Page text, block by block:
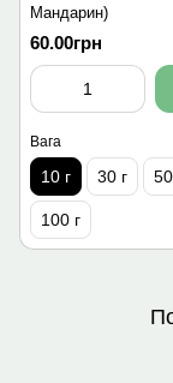
Мандарин)
60.00грн
Вага
10 г 30 г
100 г